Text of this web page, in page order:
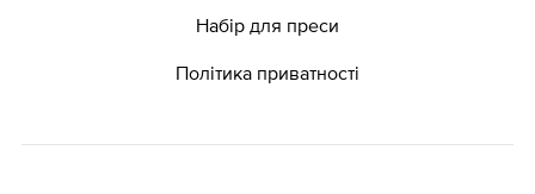
Набір для преси
Політика приватності